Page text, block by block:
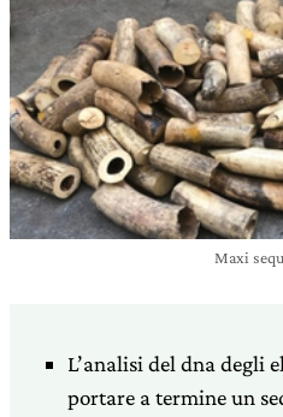
Maxi
L’analisi del dna degli
portare a termine un